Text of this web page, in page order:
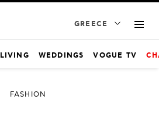
GREECE
LIVING WEDDINGS VOGUE TV
FASHION